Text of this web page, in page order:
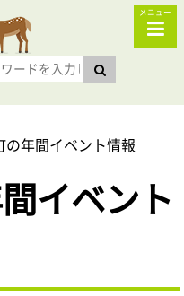
メニュー
の年間イベント情報
イベント